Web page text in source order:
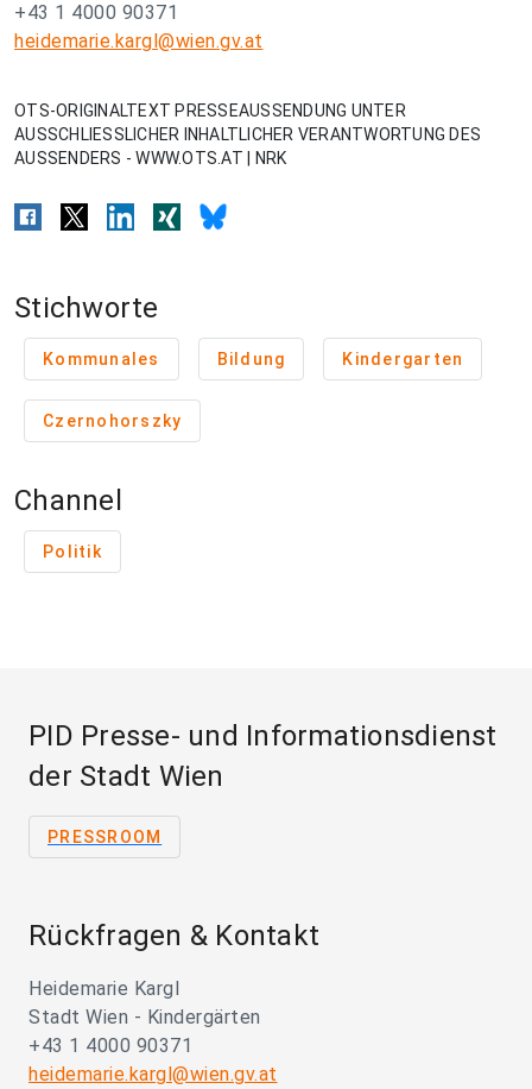
+43 1 4000 90371
heidemarie.kargl@wien.gv.at
OTS-ORIGINALTEXT PRESSEAUSSENDUNG UNTER
AUSSCHLIESSLICHER INHALTLICHER VERANTWORTUNG DES
AUSSENDERS - WWW.OTS.AT | NRK
Stichworte
Kommunales Bildung Kindergarten
Czernohorszky
Channel
Politik
PID Presse- und Informationsdienst
der Stadt Wien
PRESSROOM
Rückfragen & Kontakt
Heidemarie Kargl
Stadt Wien - Kindergärten
+43 1 4000 90371
heidemarie.kargl@wien.gv.at